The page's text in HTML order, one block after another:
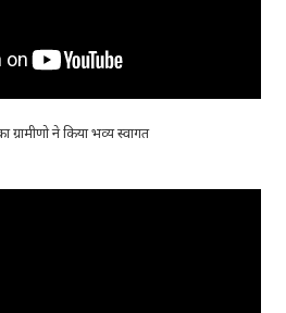
ने किया भव्य स्वागत